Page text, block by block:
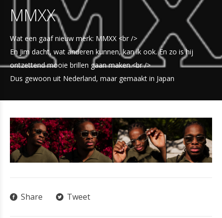
MMXX
Wat een gaaf nieuw merk: MMXX <br />
En Jim dacht, wat anderen kunnen, kan ik ook. En zo is hij
ontzettend mooie brillen gaan maken.<br />
Dus gewoon uit Nederland, maar gemaakt in Japan
Share Tweet